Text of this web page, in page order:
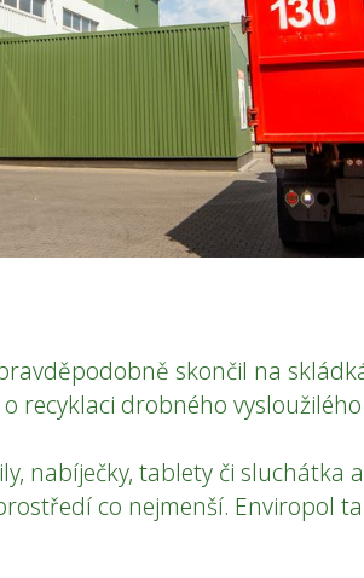
skončil na
recyklaci drobného
nabíječky, tablety či sluchátka
co nejmenší. Enviropol